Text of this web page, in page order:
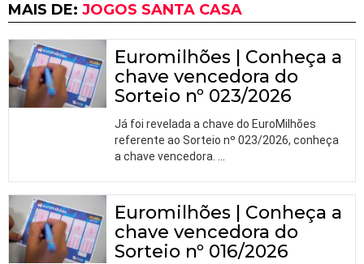
MAIS DE: JOGOS SANTA CASA
Euromilhões | Conheça a
chave vencedora do
Sorteio nº 023/2026
Já foi revelada a chave do EuroMilhões
referente ao Sorteio nº 023/2026, conheça
a chave vencedora.
Euromilhões | Conheça a
chave vencedora do
Sorteio nº 016/2026